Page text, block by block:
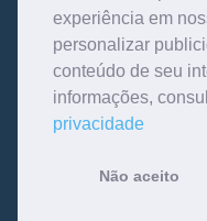
experiência em
personalizar
conteúdo de seu
informações,
privacidade
Não aceito
CENTRAL DE MENTORIA
CONTATO
INFORMAÇÕES GERAIS